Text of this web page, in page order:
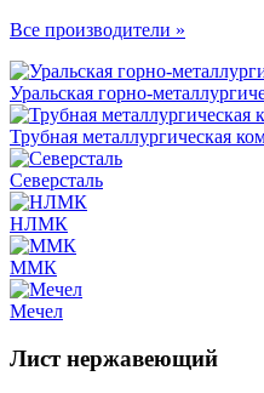
Все производители »
Уральская горно-
Трубная металлургическая
Северсталь
НЛМК
ММК
Мечел
Лист нержавеющий